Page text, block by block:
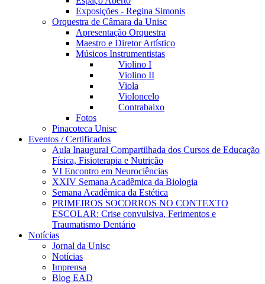
Exposições - Regina Simonis
Orquestra de Câmara da Unisc
Apresentação Orquestra
Maestro e Diretor Artístico
Músicos Instrumentistas
Violino I
Violino II
Viola
Violoncelo
Contrabaixo
Fotos
Pinacoteca Unisc
Eventos / Certificados
Aula Inaugural Compartilhada dos Cursos de Educação
Física, Fisioterapia e Nutrição
VI Encontro em Neurociências
XXIV Semana Acadêmica da Biologia
Semana Acadêmica da Estética
PRIMEIROS SOCORROS NO CONTEXTO
ESCOLAR: Crise convulsiva, Ferimentos e
Traumatismo Dentário
Notícias
Jornal da Unisc
Notícias
Imprensa
Blog EAD